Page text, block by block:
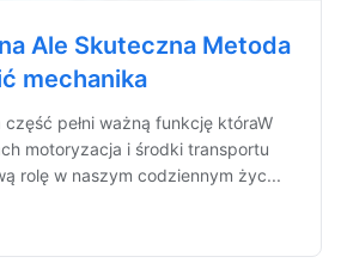
Ale Skuteczna Metoda
mechanika
pełni ważną funkcję któraW
motoryzacja i środki transportu
rolę w naszym codziennym życ...